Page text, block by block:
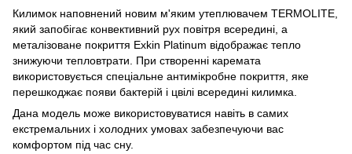
Килимок наповнений новим м'яким утеплювачем TERMOLITE,
який запобігає конвективний рух повітря всередині, а
металізоване покриття Exkin Platinum відображає тепло
знижуючи тепловтрати. При створенні каремата
використовується спеціальне антимікробне покриття, яке
перешкоджає появи бактерій і цвілі всередині килимка.
Дана модель може використовуватися навіть в самих
екстремальних і холодних умовах забезпечуючи вас
комфортом під час сну.